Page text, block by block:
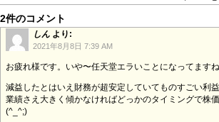
2件のコメント
しん より:
2021年8月8日 7:39 AM
お疲れ様です。いや〜任天堂エラいことになってますね
減益したとはいえ財務が超安定していてものすごい利
業績さえ大きく傾かなければどっかのタイミングで株
(^_^;)